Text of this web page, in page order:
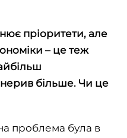
пріоритети, але
– це теж
більше. Чи це
проблема була в